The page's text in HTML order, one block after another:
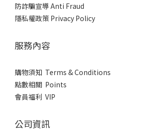
​防詐騙宣導 Anti Fraud
隱私權政策 Privacy Policy
服務內容
購物須知 Terms & Conditions
點數相關 Points
會員福利 VIP
公司資訊